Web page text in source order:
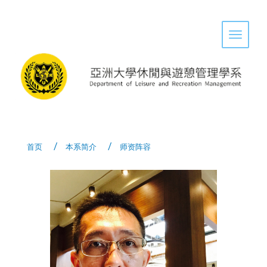
Toggle
首页 本系简介 师资阵容